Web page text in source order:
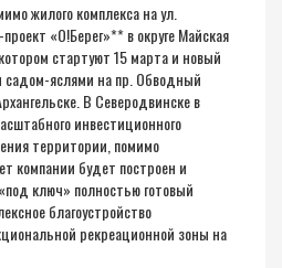
жилого комплекса на ул.
«О!Берег»** в округе Майская
стартуют 15 марта и новый
садом-яслями на пр. Обводный
В Северодвинске в
инвестиционного
территории, помимо
компании будет построен и
ключ» полностью готовый
благоустройство
рекреационной зоны на